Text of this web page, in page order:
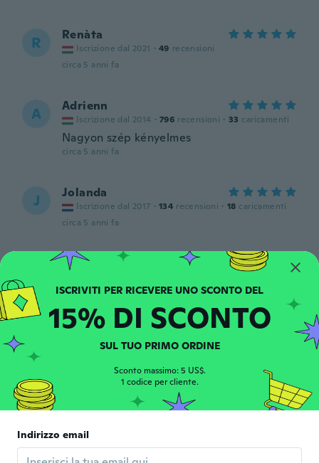
R Renàta
Iscrizione dal 2021 · 49 recensioni
circa 5 anni fa
A Adrienn
Iscrizione dal 2014 · 796 recensioni · 33 caricamenti
Nagyon szép kényelmes
circa 5 anni fa
J Jolanda
Iscrizione dal 2017 · 134 recensioni · 18 caricamenti
circa 5 anni fa
Alex
Eine Nummer grösser und es passt perfekt.
circa 5 anni fa
L
recensioni
L Iscrizione dal 2016
circa 5 anni fa
15% DI SCONTO
SUL TUO PRIMO ORDINE
Sconto massimo: 5 US$.
1 codice per cliente.
Indirizzo email